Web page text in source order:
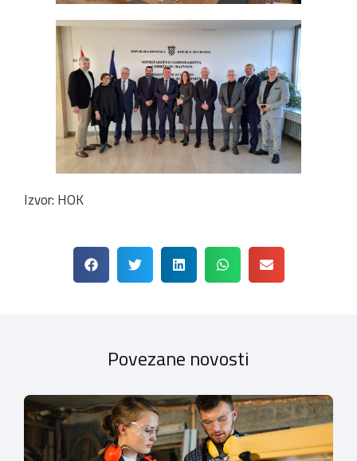
Izvor: HOK
Povezane novosti